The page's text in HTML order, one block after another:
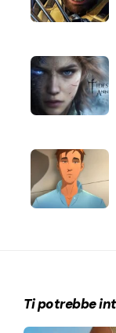
Ti potrebbe